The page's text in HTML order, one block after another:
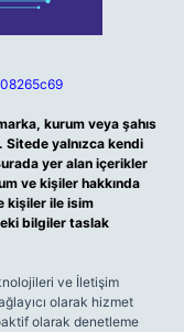
kurum veya şahıs
Sitede yalnızca kendi
yer alan içerikler
ve kişiler hakkında
kişiler ile isim
bilgiler taslak
ve İletişim
olarak hizmet
olarak denetleme